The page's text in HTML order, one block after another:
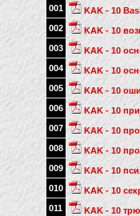
001
KAK - 10
002
KAK - 10
003
KAK - 10
004
KAK - 10
005
KAK - 10
006
KAK - 10
007
KAK - 10
008
KAK - 10
009
KAK - 10
010
KAK - 10
011
KAK - 10